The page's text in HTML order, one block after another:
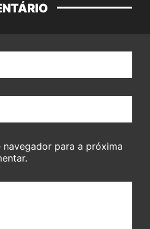
navegador para a próxima